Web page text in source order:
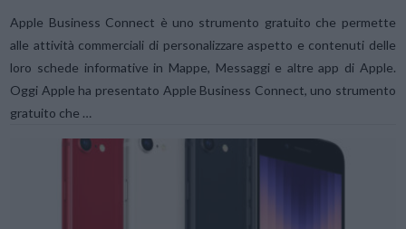
Apple Business Connect è uno strumento gratuito che permette
alle attività commerciali di personalizzare aspetto e contenuti delle
loro schede informative in Mappe, Messaggi e altre app di Apple.
Oggi Apple ha presentato Apple Business Connect, uno strumento
gratuito che …